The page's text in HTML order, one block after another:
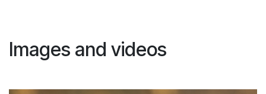
Images and videos